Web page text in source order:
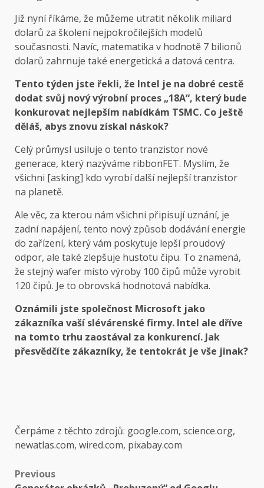
Již nyní říkáme, že můžeme utratit několik miliard
dolarů za školení nejpokročilejších modelů
současnosti. Navíc, matematika v hodnotě 7 bilionů
dolarů zahrnuje také energetická a datová centra.
Tento týden jste řekli, že Intel je na dobré cestě
dodat svůj nový výrobní proces „18A“, který bude
konkurovat nejlepším nabídkám TSMC. Co ještě
děláš, abys znovu získal náskok?
Celý průmysl usiluje o tento tranzistor nové
generace, který nazýváme ribbonFET. Myslím, že
všichni [asking] kdo vyrobí další nejlepší tranzistor
na planetě.
Ale věc, za kterou nám všichni připisují uznání, je
zadní napájení, tento nový způsob dodávání energie
do zařízení, který vám poskytuje lepší proudový
odpor, ale také zlepšuje hustotu čipu. To znamená,
že stejný wafer místo výroby 100 čipů může vyrobit
120 čipů. Je to obrovská hodnotová nabídka.
Oznámili jste společnost Microsoft jako
zákazníka vaší slévárenské firmy. Intel ale dříve
na tomto trhu zaostával za konkurencí. Jak
přesvědčíte zákazníky, že tentokrát je vše jinak?
Čerpáme z těchto zdrojů: google.com, science.org,
newatlas.com, wired.com, pixabay.com
Post
Previous